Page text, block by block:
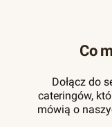
Co
Dołącz do
cateringów,
mówią o